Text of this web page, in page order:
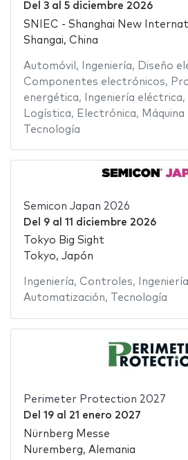
Del 3al 5 diciembre 2026
SNIEC - Shanghai New
Shangai, China
Automóvil , Ingeniería, Diseño
Componentes electrónicos,
energética, Ingeniería eléctrica,
Logística, Electrónica,
Tecnología
Semicon Japan 2026
Del 9al 11 diciembre 2026
Tokyo Big Sight
Tokyo, Japón
Ingeniería, Controles,
Automatización, Tecnología
Perimeter Protection 2027
Del 19al 21 enero 2027
Nürnberg Messe
Nuremberg, Alemania